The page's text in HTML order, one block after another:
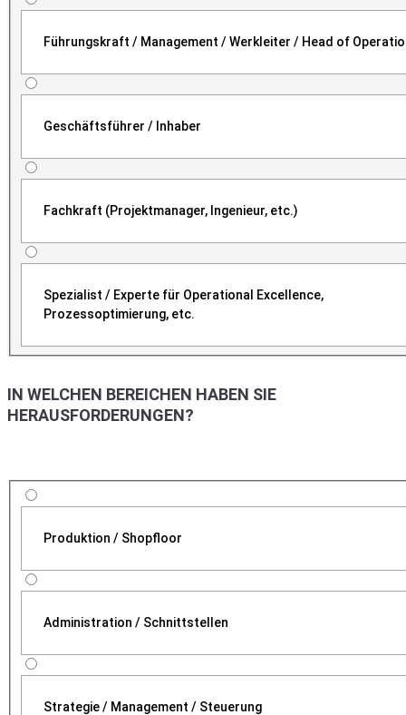
Führungskraft / Management / Werkleiter / Head of
Geschäftsführer / Inhaber
Fachkraft (Projektmanager, Ingenieur, etc.)
Spezialist / Experte für Operational Excellence,
Prozessoptimierung, etc.
IN WELCHEN BEREICHEN HABEN SIE
HERAUSFORDERUNGEN?
Produktion / Shopfloor
Administration / Schnittstellen
Strategie / Management / Steuerung